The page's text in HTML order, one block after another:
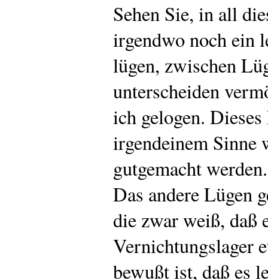
Sehen Sie, in all
irgendwo noch ein
lügen, zwischen
unterscheiden
ich gelogen.
irgendeinem Sinne
gutgemacht
Das andere Lügen
die zwar weiß, daß
Vernichtungslager
bewußt ist, daß es